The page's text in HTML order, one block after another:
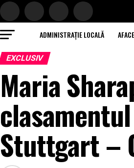
ADMINISTRAȚIE LOCALĂ
EXCLUSIV
Maria
Stuttgart –